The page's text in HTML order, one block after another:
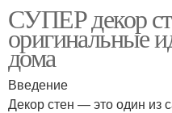
СУПЕР декор
оригинальные
дома
Введение
Декор стен — это один из